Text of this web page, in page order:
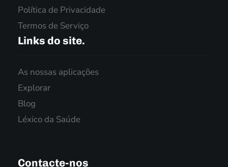
Política de Privacidade
Termos de Serviço
Links do site.
As nossas aplicações
Explorar
Blog
Léxico da Saúde
Contacte-nos